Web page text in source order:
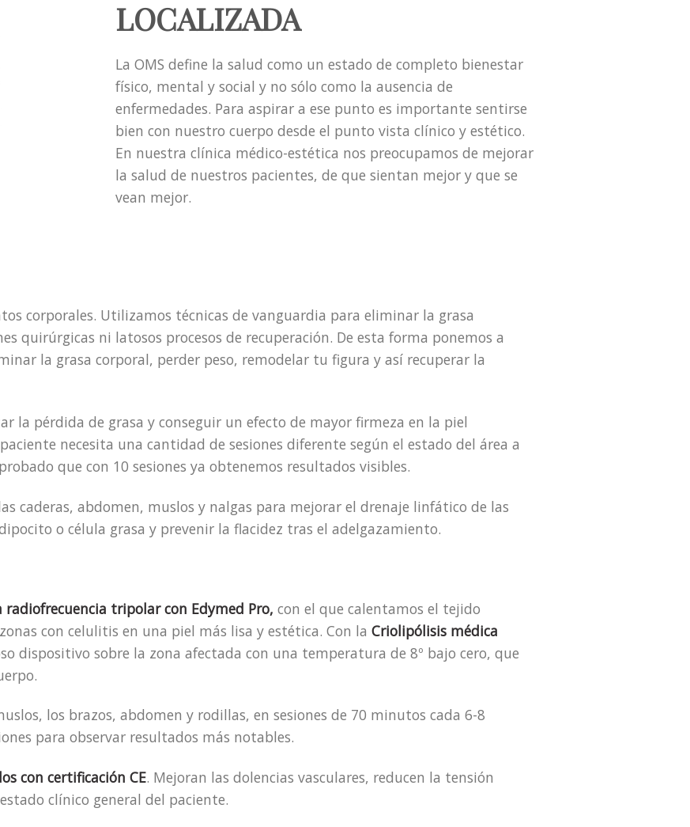
LOCALIZADA
La OMS define la salud como un estado de completo bienestar
físico, mental y social y no sólo como la ausencia de
enfermedades. Para aspirar a ese punto es importante sentirse
bien con nuestro cuerpo desde el punto vista clínico y estético.
En nuestra clínica médico-estética nos preocupamos de mejorar
la salud de nuestros pacientes, de que sientan mejor y que se
vean mejor.
corporales. Utilizamos técnicas de vanguardia para eliminar la grasa
quirúrgicas ni latosos procesos de recuperación. De esta forma ponemos a
la grasa corporal, perder peso, remodelar tu figura y así recuperar la
la pérdida de grasa y conseguir un efecto de mayor firmeza en la piel
necesita una cantidad de sesiones diferente según el estado del área a
que con 10 sesiones ya obtenemos resultados visibles.
caderas, abdomen, muslos y nalgas para mejorar el drenaje linfático de las
o célula grasa y prevenir la flacidez tras el adelgazamiento.
tripolar con Edymed Pro, con el que calentamos el tejido
con celulitis en una piel más lisa y estética. Con la Criolipólisis médica
dispositivo sobre la zona afectada con una temperatura de 8º bajo cero, que
los brazos, abdomen y rodillas, en sesiones de 70 minutos cada 6-8
para observar resultados más notables.
con certificación CE. Mejoran las dolencias vasculares, reducen la tensión
clínico general del paciente.